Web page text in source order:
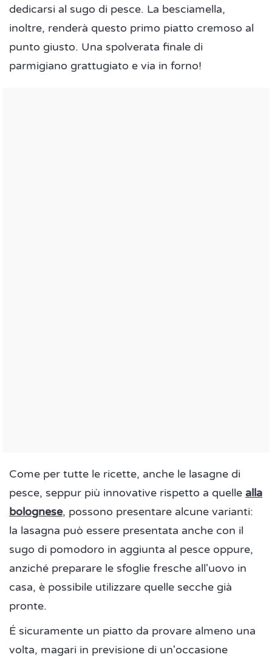
dedicarsi al sugo di pesce. La besciamella,
inoltre, renderà questo primo piatto cremoso al
punto giusto. Una spolverata finale di
parmigiano grattugiato e via in forno!
Come per tutte le ricette, anche le lasagne di
pesce, seppur più innovative rispetto a quelle alla
bolognese, possono presentare alcune varianti:
la lasagna può essere presentata anche con il
sugo di pomodoro in aggiunta al pesce oppure,
anziché preparare le sfoglie fresche all'uovo in
casa, è possibile utilizzare quelle secche già
pronte.
É sicuramente un piatto da provare almeno una
volta, magari in previsione di un'occasione